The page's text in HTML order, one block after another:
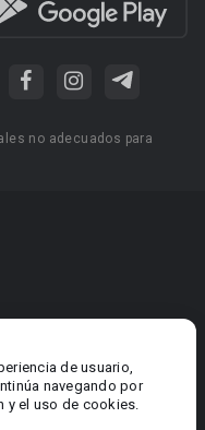
de usuario,
navegando por
y el uso de cookies.
no adecuados para